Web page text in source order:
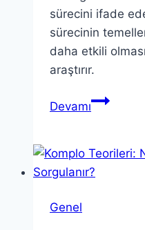
sürecini ifade
sürecinin
daha etkili
araştırır.
DevamıTeorik:
Analizi
Genel